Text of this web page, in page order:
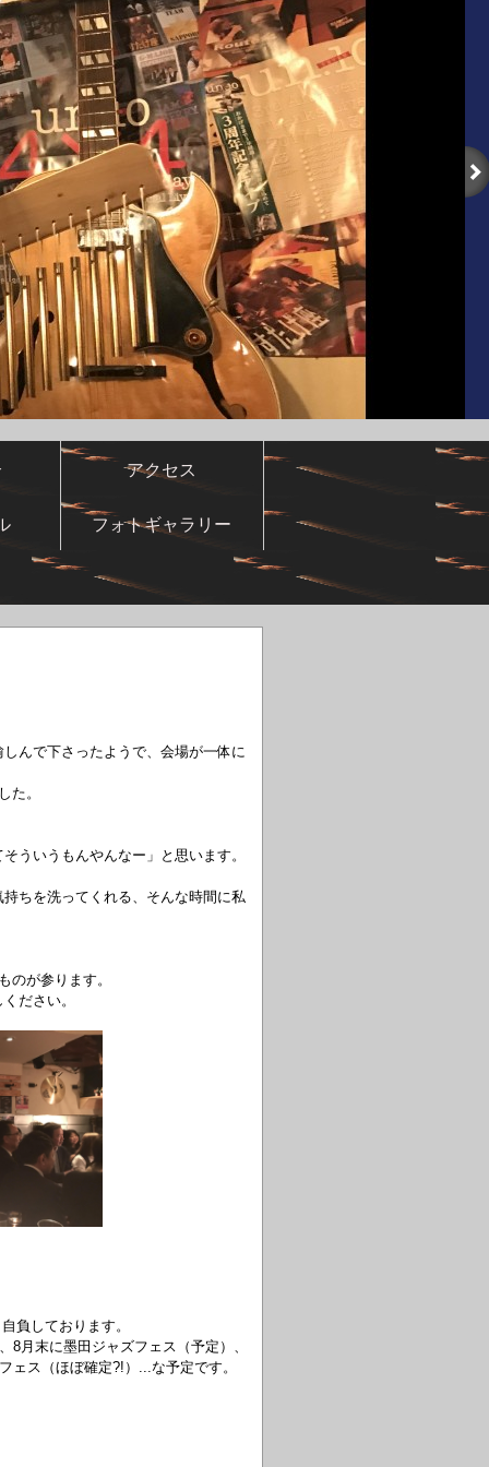
アクセス
フォトギャラリー
んで下さったようで、会場が一体に
た。
ういうもんやんなー」と思います。
ちを洗ってくれる、そんな時間に私
のが参ります。
ださい。
負しております。
月末に墨田ジャズフェス（予定）、
ェス（ほぼ確定?!）...な予定です。